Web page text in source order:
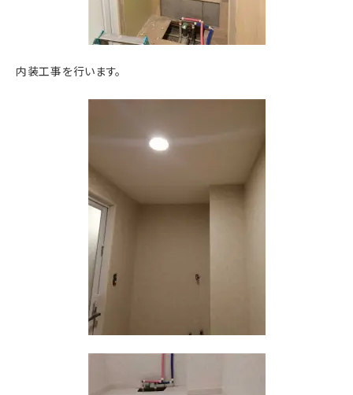
内装工事を行います。